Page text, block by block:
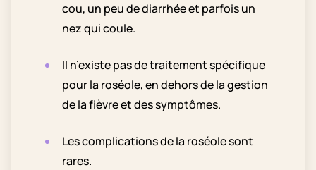
cou, un peu de diarrhée et parfois un
nez qui coule.
Il n’existe pas de traitement spécifique
pour la roséole, en dehors de la gestion
de la fièvre et des symptômes.
Les complications de la roséole sont
rares.